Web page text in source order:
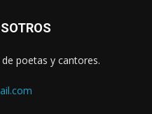
poetas y cantores.